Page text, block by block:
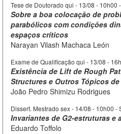
Tese de Doutorado qui - 13/08 - 10h00
Sobre a boa colocação de
parabólicos com condições
espaços críticos
Narayan Vilash Machaca León
Exame de Qualificação qui - 13/08 -
Existência de Lift de Rough
Structures e Outros Tópicos
João Pedro Shimizu Rodrigues
Dissert. Mestrado sex - 14/08 - 10h00 -
Invariantes de G2-estruturas e
Eduardo Toffolo